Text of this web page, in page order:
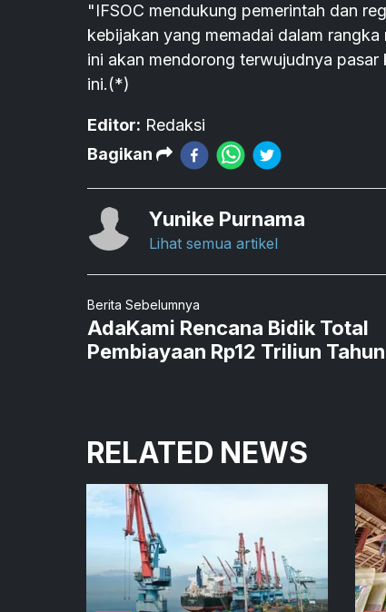
"IFSOC mendukung pemerintah dan
kebijakan yang memadai dalam
ini akan mendorong terwujudnya
ini.(*)
Editor: Redaksi
Bagikan
Yunike Purnama
Lihat semua artikel
Berita Sebelumnya
AdaKami Rencana Bidik Total
Pembiayaan Rp12 Triliun
RELATED NEWS